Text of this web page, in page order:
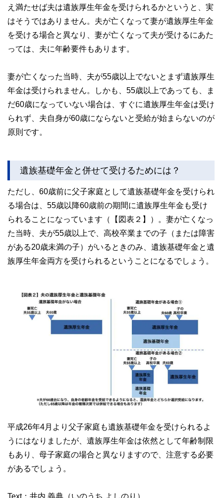
え満たせば夫は遺族厚生年金を受けられるかというと、実
はそうではありません。夫が亡くなって妻が遺族厚生年金
を受ける場合と異なり、妻が亡くなって夫が受けるにあた
っては、夫に年齢要件もあります。
妻が亡くなった当時、夫が55歳以上でないとまず遺族厚生
年金は受けられません。しかも、55歳以上であっても、ま
だ60歳になっていない場合は、すぐに遺族厚生年金は受け
られず、夫自身が60歳にならないと受給が始まらないのが
原則です。
遺族基礎年金と併せて受けるためには？
ただし、60歳前に父子家庭として遺族基礎年金を受けられ
る場合は、55歳以降60歳前の期間に遺族厚生年金も受け
られることになっています（【図表２】）。妻が亡くなっ
た当時、夫が55歳以上で、高校卒業までの子（または障害
がある20歳未満の子）がいるときのみ、遺族基礎年金と遺
族厚生年金両方を受けられるということになるでしょう。
平成26年4月より父子家庭も遺族基礎年金を受けられるよ
うにはなりましたが、遺族厚生年金は依然として年齢制限
もあり、母子家庭の場合と異なりますので、注意する必要
があるでしょう。
Text：井内 義典（いのうち よしのり）